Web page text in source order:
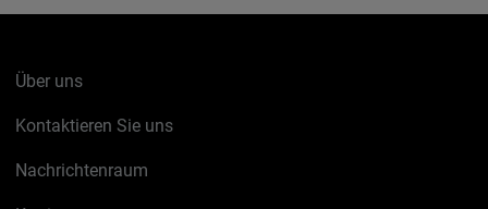
Über uns
Kontaktieren Sie uns
Nachrichtenraum